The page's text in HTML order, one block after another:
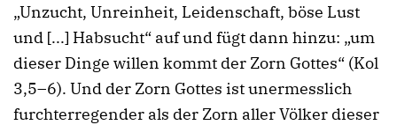
„Unzucht, Unreinheit, Leidenschaft, böse Lust
und [...] Habsucht“ auf und fügt dann hinzu: „um
dieser Dinge willen kommt der Zorn Gottes“ (Kol
3,5–6). Und der Zorn Gottes ist unermesslich
furchterregender als der Zorn aller Völker dieser